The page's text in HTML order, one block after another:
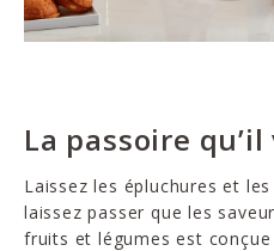
La passoire
Laissez les épluchures et
laissez passer que les
fruits et légumes est